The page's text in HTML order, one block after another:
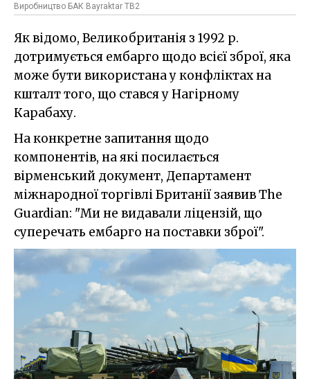
Виробництво БАК Bayraktar TB2
Як відомо, Великобританія з 1992 р.
дотримується ембарго щодо всієї зброї, яка
може бути використана у конфліктах на
кшталт того, що стався у Нагірному
Карабаху.
На конкретне запитання щодо
компонентів, на які посилається
вірменський документ, Департамент
міжнародної торгівлі Британії заявив The
Guardian: "Ми не видавали ліцензій, що
суперечать ембарго на поставки зброї".